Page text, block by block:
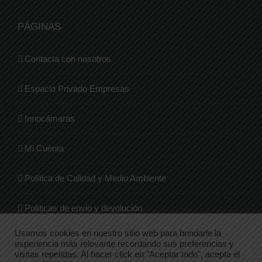
PÁGINAS
Contacta con nosotros
Espacio Privado Empresas
Innocámaras
Mi Cuenta
Política de Calidad y Medio Ambiente
Políticas de envio y devolución
Quienes Somos
Usamos cookies en nuestro sitio web para brindarle la
experiencia más relevante recordando sus preferencias y
visitas repetidas. Al hacer click en "Aceptar todo", acepta el